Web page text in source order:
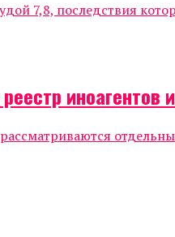
7,8, последствия